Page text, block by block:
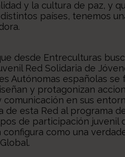
y la cultura de paz, y
países, tenemos
desde Entreculturas
Red Solidaria de
Autónomas españolas
y protagonizan
comunicación en sus
de esta Red al programa
de participación juvenil
configura como una